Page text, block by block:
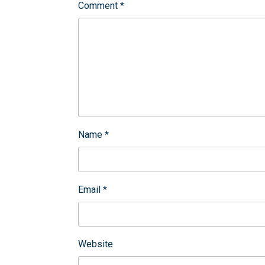
Comment *
Name *
Email *
Website